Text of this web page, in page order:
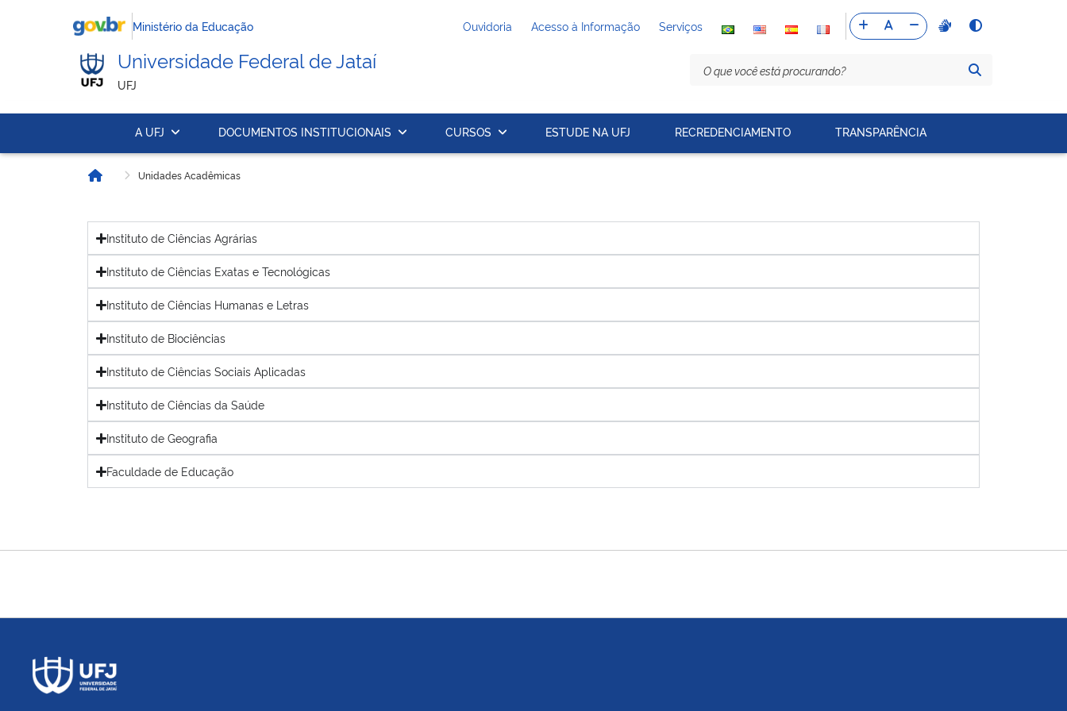
Ministério da Educação Ouvidoria Acesso à Informação Serviços
Universidade Federal de Jataí
UFJ
A UFJ DOCUMENTOS INSTITUCIONAIS CURSOS ESTUDE NA UFJ RECREDENCIAMENTO TRANSPARÊNCIA
Início Unidades Acadêmicas
Instituto de Ciências Agrárias
Instituto de Ciências Exatas e Tecnológicas
Instituto de Ciências Humanas e Letras
Instituto de Biociências
Instituto de Ciências Sociais Aplicadas
Instituto de Ciências da Saúde
Instituto de Geografia
Faculdade de Educação